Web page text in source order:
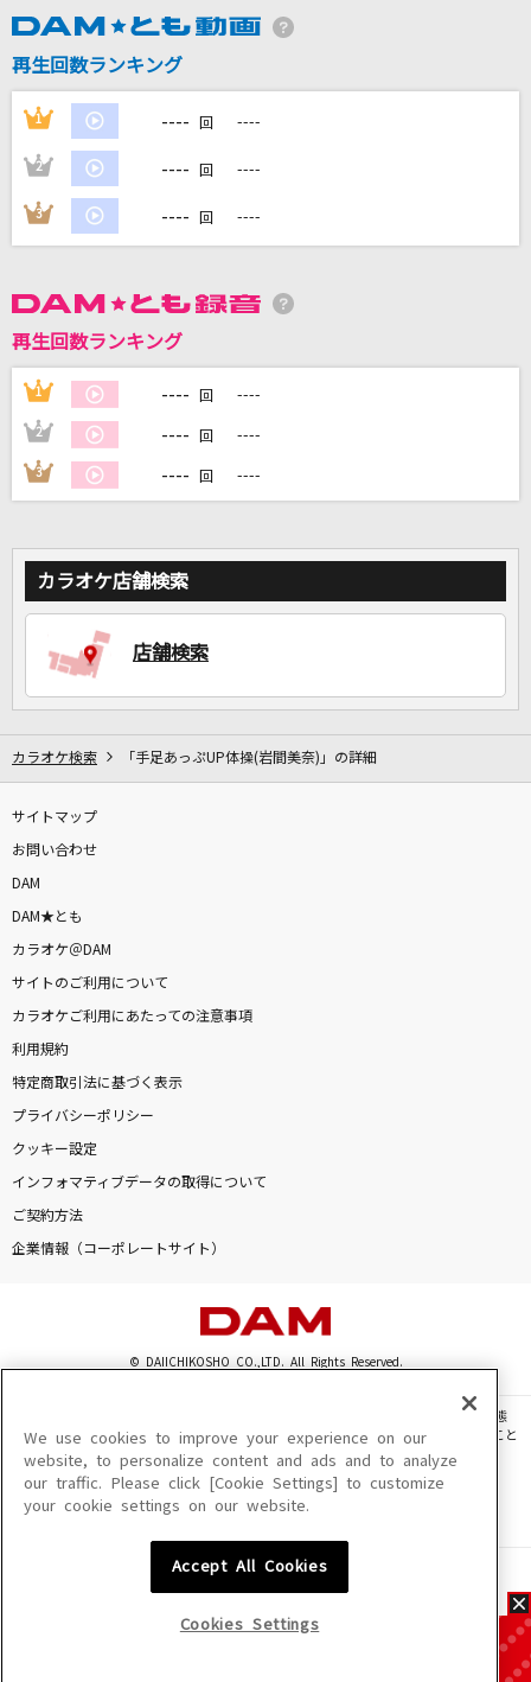
M
爆裂愛してる
お姫様の作り方
＝LOVE
back number
最上級にかわいいの！
超ときめき宣伝部(ときめき宣伝部)
カラオケ最新情報をチェック！
カラオケをもっと楽しもう！
再生回数ランキング
1 ---- 回 ----
2 ---- 回 ----
3 ---- 回 ----
再生回数ランキング
1 ---- 回 ----
2 ---- 回 ----
3 ---- 回 ----
カラオケ店舗検索
店舗検索
カラオケ検索 「手足あっぷUP体操(岩間美奈)」の詳細
サイトマップ
お問い合わせ
DAM
DAM★とも
カラオケ＠DAM
サイトのご利用について
カラオケご利用にあたっての注意事項
利用規約
特定商取引法に基づく表示
プライバシーポリシー
クッキー設定
インフォマティブデータの取得について
ご契約方法
企業情報（コーポレートサイト）
© DAIICHIKOSHO CO.,LTD. All Rights Reserved.
このサイトに掲載されている一切の文章・画像・写真・動画・音声等を、手段や形態
を問わず、著作権法の定める範囲を超えて無断で複製、転載、ファイル化などすること
を禁じます。
楽曲及びコンテンツは、機種によりご利用いただけない場合があります。
楽曲及びコンテンツの配信日、配信内容が変更になる場合があります。
We use cookies to improve your experience on our
website, to personalize content and ads and to analyze
our traffic. Please click [Cookie Settings] to customize
your cookie settings on our website.
Accept All Cookies
Cookies Settings